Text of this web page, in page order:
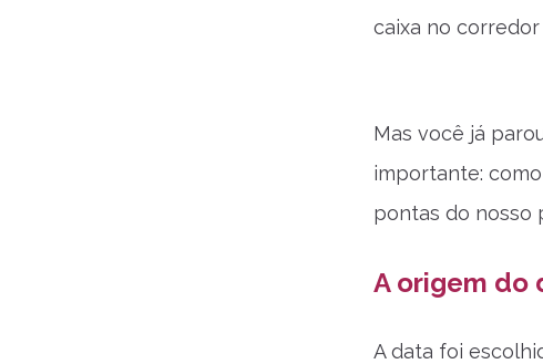
caixa no
Mas você já
importante:
pontas do nosso
A origem do
A data foi